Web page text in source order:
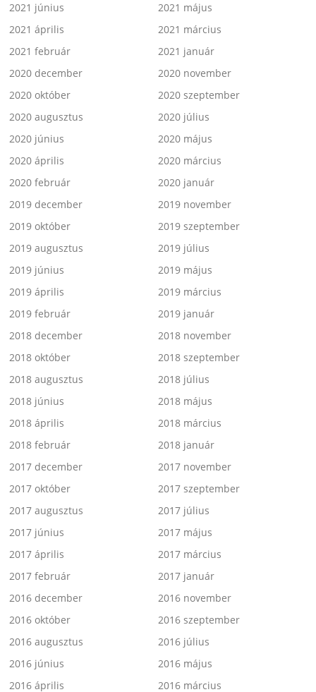
2021 június
2021 május
2021 április
2021 március
2021 február
2021 január
2020 december
2020 november
2020 október
2020 szeptember
2020 augusztus
2020 július
2020 június
2020 május
2020 április
2020 március
2020 február
2020 január
2019 december
2019 november
2019 október
2019 szeptember
2019 augusztus
2019 július
2019 június
2019 május
2019 április
2019 március
2019 február
2019 január
2018 december
2018 november
2018 október
2018 szeptember
2018 augusztus
2018 július
2018 június
2018 május
2018 április
2018 március
2018 február
2018 január
2017 december
2017 november
2017 október
2017 szeptember
2017 augusztus
2017 július
2017 június
2017 május
2017 április
2017 március
2017 február
2017 január
2016 december
2016 november
2016 október
2016 szeptember
2016 augusztus
2016 július
2016 június
2016 május
2016 április
2016 március